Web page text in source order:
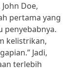
Doe,
pertama yang
penyebabnya.
kelistrikan,
Jadi,
terlebih